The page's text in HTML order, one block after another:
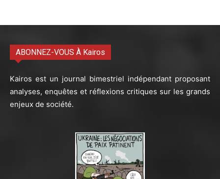
ABONNEZ-VOUS À Kairos
Kairos est un journal bimestriel indépendant proposant
analyses, enquêtes et réflexions critiques sur les grands
enjeux de société.